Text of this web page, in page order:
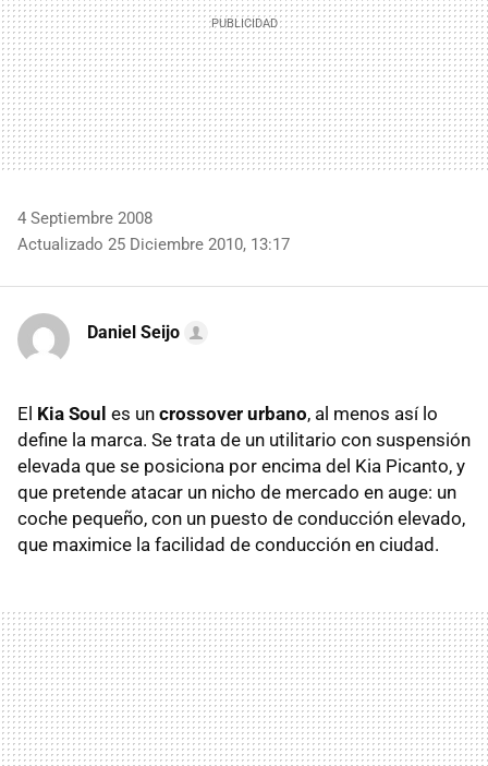
4 Septiembre 2008
Actualizado 25 Diciembre 2010, 13:17
Daniel Seijo
El Kia Soul es un crossover urbano, al menos así lo
define la marca. Se trata de un utilitario con suspensión
elevada que se posiciona por encima del Kia Picanto, y
que pretende atacar un nicho de mercado en auge: un
coche pequeño, con un puesto de conducción elevado,
que maximice la facilidad de conducción en ciudad.